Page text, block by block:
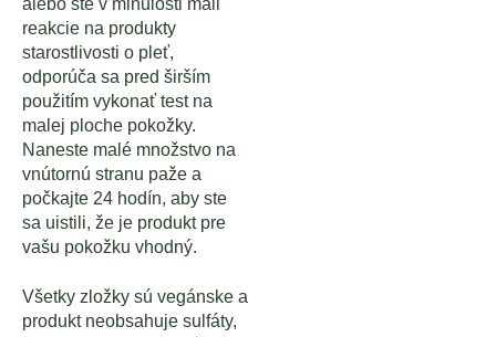
alebo ste v minulosti mali
reakcie na produkty
starostlivosti o pleť,
odporúča sa pred širším
použitím vykonať test na
malej ploche pokožky.
Naneste malé množstvo na
vnútornú stranu paže a
počkajte 24 hodín, aby ste
sa uistili, že je produkt pre
vašu pokožku vhodný.
Všetky zložky sú vegánske a
produkt neobsahuje sulfáty,